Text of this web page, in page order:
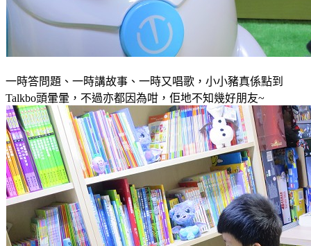
一時答問題、一時講故事、一時又唱歌，小小豬真係點到
Talkbo頭暈暈，不過亦都因為咁，佢地不知幾好朋友~